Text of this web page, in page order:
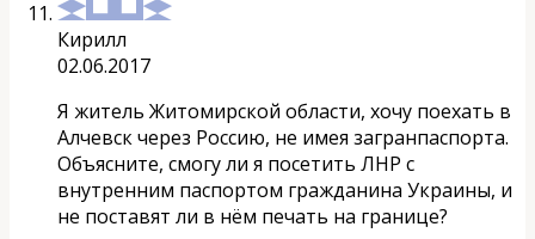
Кирилл
02.06.2017
Я житель Житомирской области, хочу поехать в
Алчевск через Россию, не имея загранпаспорта.
Объясните, смогу ли я посетить ЛНР с
внутренним паспортом гражданина Украины, и
не поставят ли в нём печать на границе?